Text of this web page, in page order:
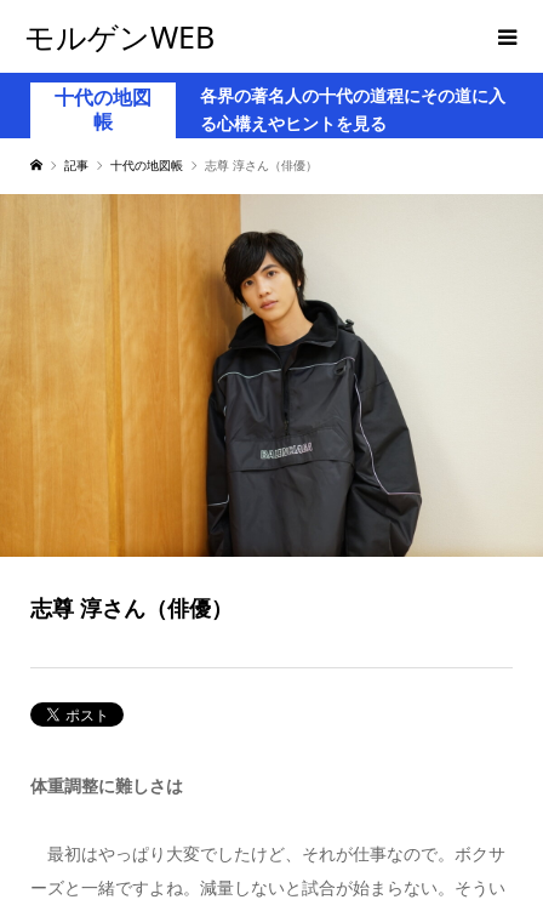
モルゲンWEB
十代の地図
帳
各界の著名人の十代の道程にその道に入
る心構えやヒントを見る
記事 十代の地図帳 志尊 淳さん（俳優）
志尊 淳さん（俳優）
体重調整に難しさは
最初はやっぱり大変でしたけど、それが仕事なので。ボクサ
ーズと一緒ですよね。減量しないと試合が始まらない。そうい